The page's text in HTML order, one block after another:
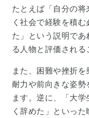
たとえば「自分の
く社会で経験を積
た」という説明であ
る人物と評価される
また、困難や挫折
耐力や前向きな姿勢
ます。逆に、「大
く辞めた」といっ